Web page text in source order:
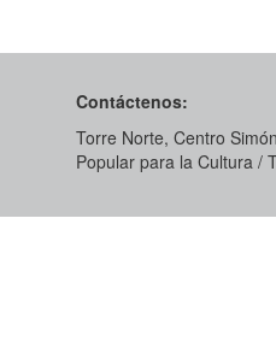
Contáctenos:
Torre Norte, Centro
Popular para la Cultura /